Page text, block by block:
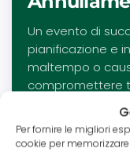
Per fornire le migliori
cookie per
Un evento di
pianificazione e
maltempo o
compromettere
Annullamento
trasformando
un rischio gestito.